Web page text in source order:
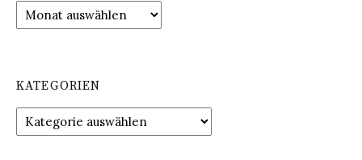
Archiv
KATEGORIEN
Kategorien